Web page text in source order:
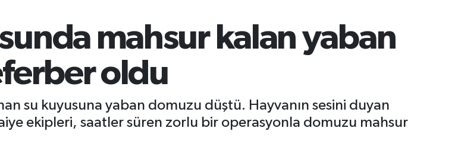
mahsur kalan yaban
oldu
su kuyusuna yaban domuzu düştü. Hayvanın sesini duyan
ekipleri, saatler süren zorlu bir operasyonla domuzu mahsur